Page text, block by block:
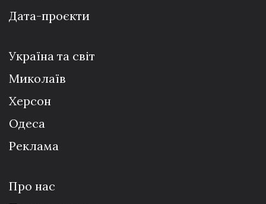
Дата-проєкти
Україна та світ
Миколаїв
Херсон
Одеса
Реклама
Про нас